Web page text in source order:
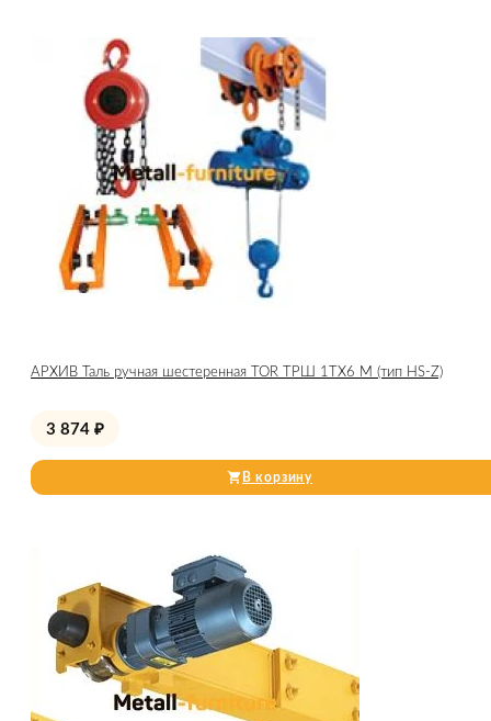
АРХИВ Таль ручная шестеренная TOR ТРШ 1ТХ6 М (тип HS-Z)
3 874 ₽
В корзину